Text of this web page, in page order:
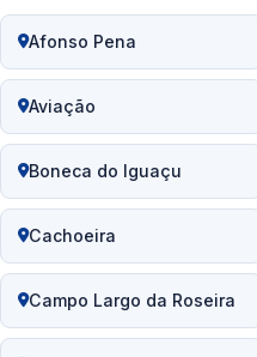
Afonso Pena
Aviação
Boneca do Iguaçu
Cachoeira
Campo Largo da Roseira